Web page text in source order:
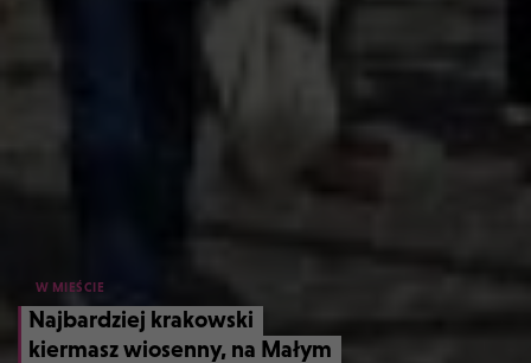
W MIEŚCIE
Najbardziej krakowski
kiermasz wiosenny, na Małym